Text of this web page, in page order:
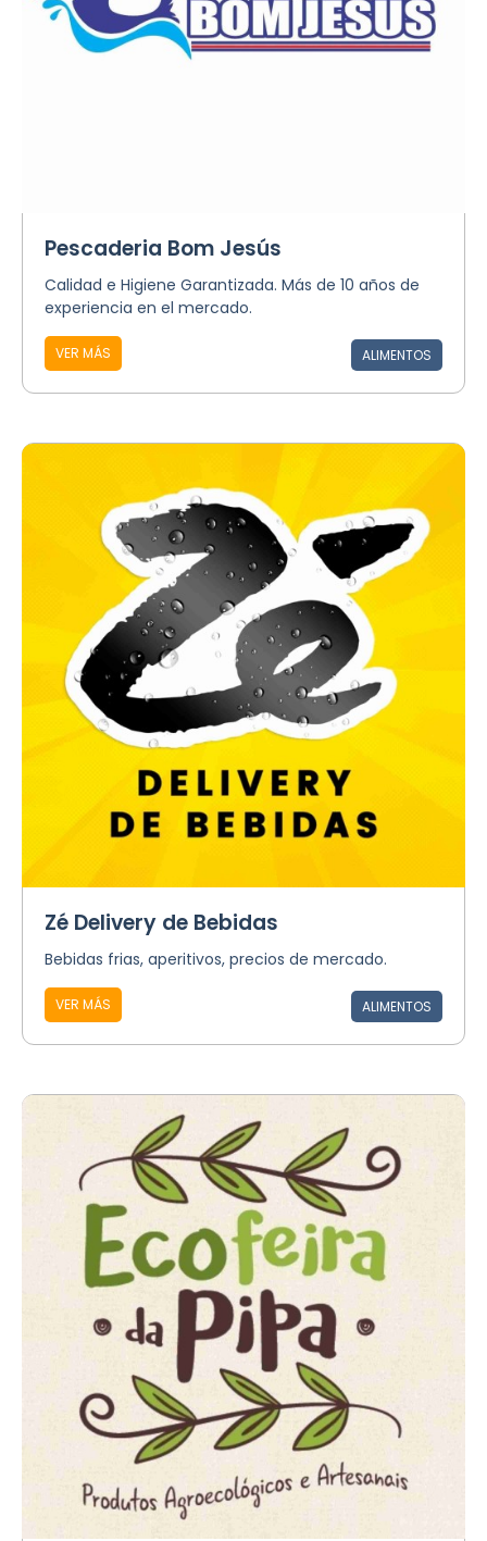
Pescaderia Bom Jesús
Calidad e Higiene Garantizada. Más de 10 años de
experiencia en el mercado.
VER MÁS ALIMENTOS
Zé Delivery de Bebidas
Bebidas frias, aperitivos, precios de mercado.
VER MÁS ALIMENTOS